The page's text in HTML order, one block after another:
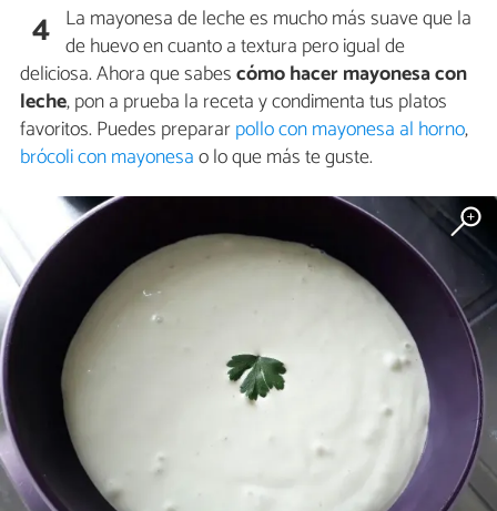
4 La mayonesa de leche es mucho más suave que la
de huevo en cuanto a textura pero igual de
deliciosa. Ahora que sabescómo hacer mayonesa con
leche, pon a prueba la receta y condimenta tus platos
favoritos. Puedes prepararpollo con mayonesa al horno,
brócoli con mayonesao lo que más te guste.